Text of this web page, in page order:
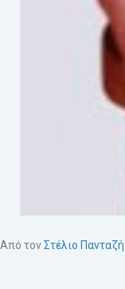
Από τονΣτέλιο Πανταζή